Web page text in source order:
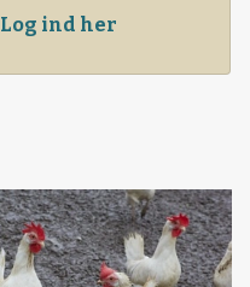
Log ind her